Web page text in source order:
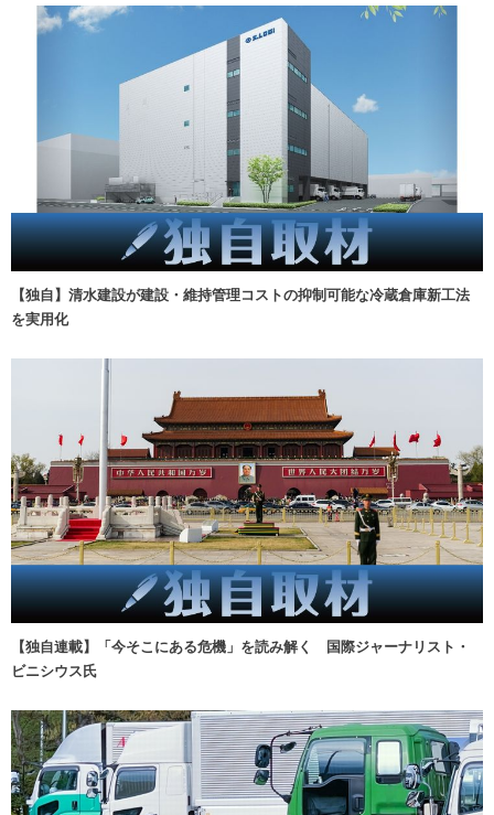
【独自】清水建設が建設・維持管理コストの抑制可能な冷蔵倉庫新工法
を実用化
【独自連載】「今そこにある危機」を読み解く 国際ジャーナリスト・
ビニシウス氏